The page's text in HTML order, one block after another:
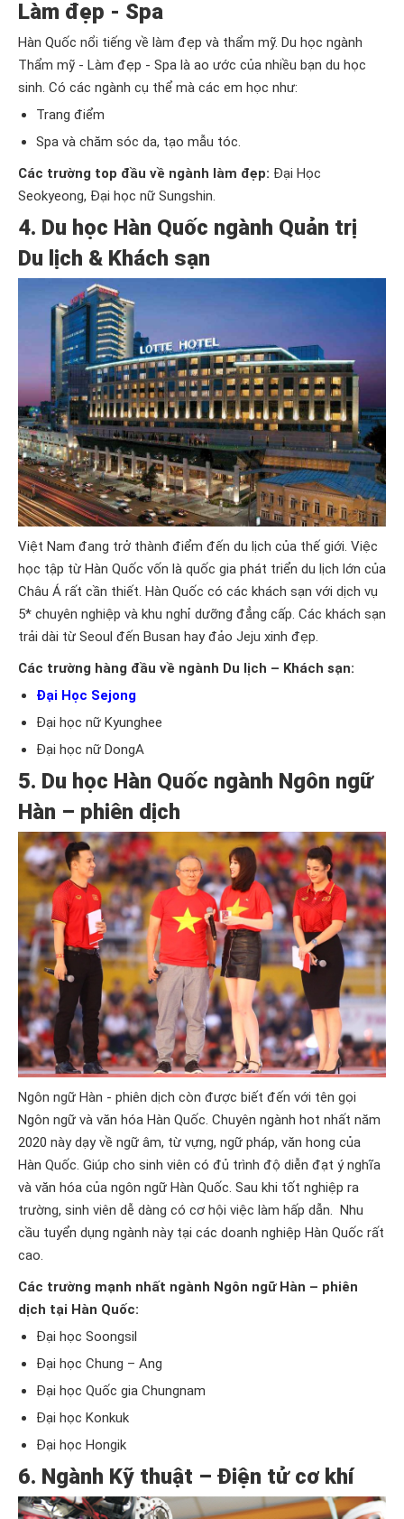
Làm đẹp - Spa
Hàn Quốc nổi tiếng về làm đẹp và thẩm mỹ. Du học ngành
Thẩm mỹ - Làm đẹp - Spa là ao ước của nhiều bạn du học
sinh. Có các ngành cụ thể mà các em học như:
Trang điểm
Spa và chăm sóc da, tạo mẫu tóc.
Các trường top đầu về ngành làm đẹp: Đại Học
Seokyeong, Đại học nữ Sungshin.
4. Du học Hàn Quốc ngành Quản trị
Du lịch & Khách sạn
Việt Nam đang trở thành điểm đến du lịch của thế giới. Việc
học tập từ Hàn Quốc vốn là quốc gia phát triển du lịch lớn của
Châu Á rất cần thiết. Hàn Quốc có các khách sạn với dịch vụ
5* chuyên nghiệp và khu nghỉ dưỡng đẳng cấp. Các khách sạn
trải dài từ Seoul đến Busan hay đảo Jeju xinh đẹp.
Các trường hàng đầu về ngành Du lịch – Khách sạn:
Đại Học Sejong
Đại học nữ Kyunghee
Đại học nữ DongA
5. Du học Hàn Quốc ngành Ngôn ngữ
Hàn – phiên dịch
Ngôn ngữ Hàn - phiên dịch còn được biết đến với tên gọi
Ngôn ngữ và văn hóa Hàn Quốc. Chuyên ngành hot nhất năm
2020 này dạy về ngữ âm, từ vựng, ngữ pháp, văn hong của
Hàn Quốc. Giúp cho sinh viên có đủ trình độ diễn đạt ý nghĩa
và văn hóa của ngôn ngữ Hàn Quốc. Sau khi tốt nghiệp ra
trường, sinh viên dễ dàng có cơ hội việc làm hấp dẫn. Nhu
cầu tuyển dụng ngành này tại các doanh nghiệp Hàn Quốc rất
cao.
Các trường mạnh nhất ngành Ngôn ngữ Hàn – phiên
dịch tại Hàn Quốc:
Đại học Soongsil
Đại học Chung – Ang
Đại học Quốc gia Chungnam
Đại học Konkuk
Đại học Hongik
6. Ngành Kỹ thuật – Điện tử cơ khí